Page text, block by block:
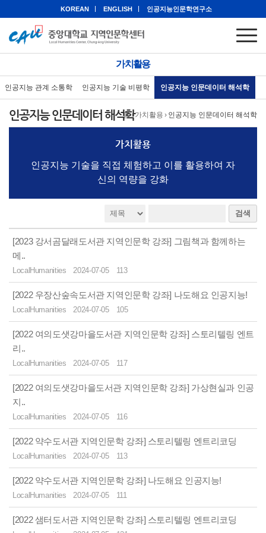
KOREAN ENGLISH 인공지능인문학연구소
가치활용
인공지능 관계 소통학 인공지능 기술 비평학 인공지능 인문데이터 해석학
홈›가치활용 › 인공지능 인문데이터 해석학
인공지능 인문데이터 해석학
가치활용
인공지능 기술을 직접 체험하고 이를 활용하여 자
신의 역량을 강화
검색
[2023 강서곰달래도서관 지역인문학 강좌] 그림책과 함께하는
메..
LocalHumanities 2024-07-05 113
[2022 우장산숲속도서관 지역인문학 강좌] 나도해요 인공지능!
LocalHumanities 2024-07-05 105
[2022 여의도샛강마을도서관 지역인문학 강좌] 스토리텔링 엔트
리..
LocalHumanities 2024-07-05 117
[2022 여의도샛강마을도서관 지역인문학 강좌] 가상현실과 인공
지..
LocalHumanities 2024-07-05 116
[2022 약수도서관 지역인문학 강좌] 스토리텔링 엔트리코딩
LocalHumanities 2024-07-05 113
[2022 약수도서관 지역인문학 강좌] 나도해요 인공지능!
LocalHumanities 2024-07-05 111
[2022 샘터도서관 지역인문학 강좌] 스토리텔링 엔트리코딩